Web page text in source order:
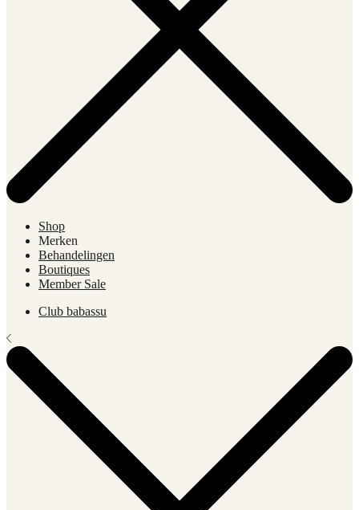
Shop
Merken
Behandelingen
Boutiques
Member Sale
Club babassu